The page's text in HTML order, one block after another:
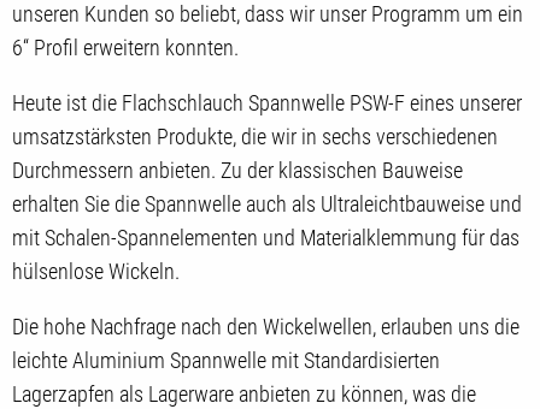
unseren Kunden so beliebt, dass wir unser Programm um ein
6‘‘ Profil erweitern konnten.
Heute ist die Flachschlauch Spannwelle PSW-F eines unserer
umsatzstärksten Produkte, die wir in sechs verschiedenen
Durchmessern anbieten. Zu der klassischen Bauweise
erhalten Sie die Spannwelle auch als Ultraleichtbauweise und
mit Schalen-Spannelementen und Materialklemmung für das
hülsenlose Wickeln.
Die hohe Nachfrage nach den Wickelwellen, erlauben uns die
leichte Aluminium Spannwelle mit Standardisierten
Lagerzapfen als Lagerware anbieten zu können, was die